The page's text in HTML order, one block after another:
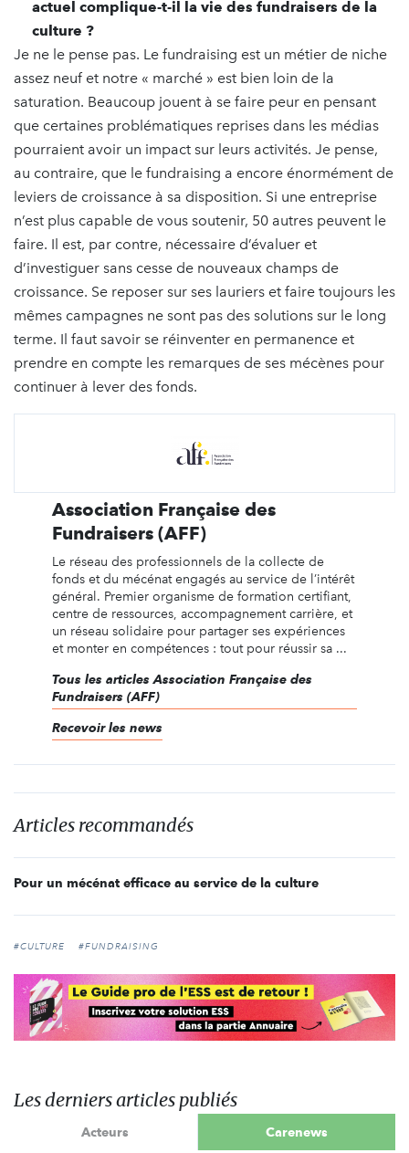
actuel complique-t-il la vie des fundraisers de la
culture ?
Je ne le pense pas. Le fundraising est un métier de niche
assez neuf et notre « marché » est bien loin de la
saturation. Beaucoup jouent à se faire peur en pensant
que certaines problématiques reprises dans les médias
pourraient avoir un impact sur leurs activités. Je pense,
au contraire, que le fundraising a encore énormément de
leviers de croissance à sa disposition. Si une entreprise
n’est plus capable de vous soutenir, 50 autres peuvent le
faire. Il est, par contre, nécessaire d’évaluer et
d’investiguer sans cesse de nouveaux champs de
croissance. Se reposer sur ses lauriers et faire toujours les
mêmes campagnes ne sont pas des solutions sur le long
terme. Il faut savoir se réinventer en permanence et
prendre en compte les remarques de ses mécènes pour
continuer à lever des fonds.
Association Française des
Fundraisers (AFF)
Le réseau des professionnels de la collecte de
fonds et du mécénat engagés au service de l’intérêt
général. Premier organisme de formation certifiant,
centre de ressources, accompagnement carrière, et
un réseau solidaire pour partager ses expériences
et monter en compétences : tout pour réussir sa ...
Tous les articles Association Française des
Fundraisers (AFF)
Recevoir les news
Articles recommandés
Pour un mécénat efficace au service de la culture
#CULTURE #FUNDRAISING
Les derniers articles publiés
Acteurs Carenews